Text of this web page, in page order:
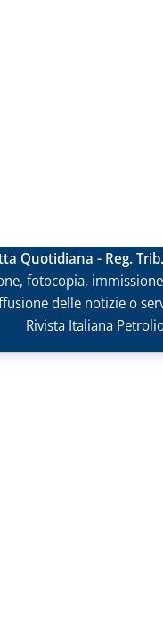
Quotidiana - Reg.
fotocopia,
delle notizie o
Rivista Italiana